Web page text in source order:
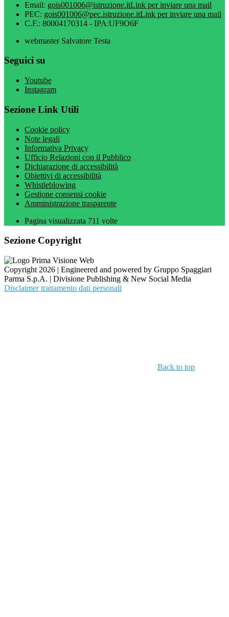
Email: gois001006@istruzione.itLink per inviare una mail
PEC: gois001006@pec.istruzione.itLink per inviare una mail
C.F.: 80004170314 - IPA:UF9O6F
webmaster Salvatore Testa
Seguici su
Youtube
Instagram
Sezione Link Utili
Cookie policy
Note legali
Informativa Privacy
Ufficio Relazioni con il Pubblico
Dichiarazione di accessibilità
Obiettivi di accessibilità
Whistleblowing
Gestione consensi cookie
Amministrazione trasparente
Pagina visualizzata 711 volte
Sezione Copyright
Copyright 2026 | Engineered and powered by Gruppo Spaggiari
Parma S.p.A. | Divisione Publishing & New Social Media
Disclaimer trattamento dati personali
Back to top